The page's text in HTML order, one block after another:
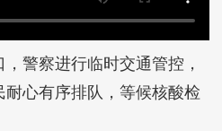
警察进行临时交通管控，
心有序排队，等候核酸检